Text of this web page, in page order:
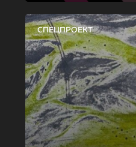
СПЕЦПРОЕКТ